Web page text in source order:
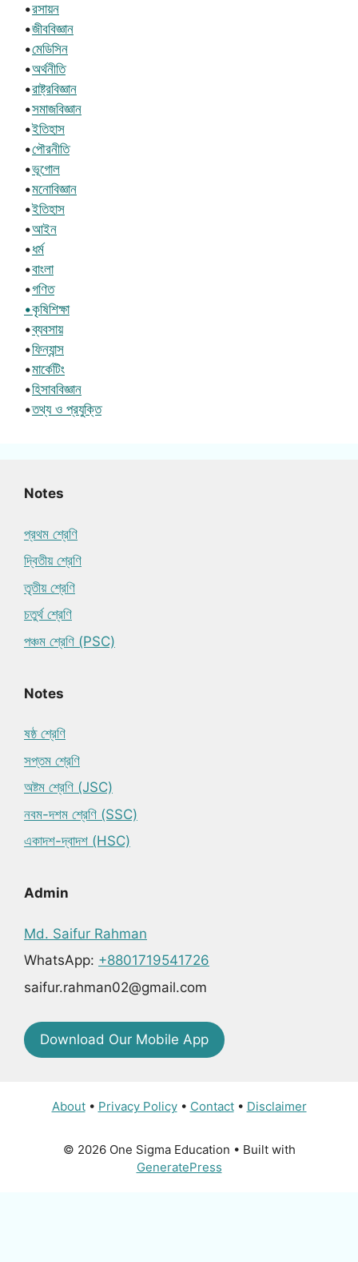
•রসায়ন
•জীববিজ্ঞান
•মেডিসিন
•অর্থনীতি
•রাষ্ট্রবিজ্ঞান
•সমাজবিজ্ঞান
•ইতিহাস
•পৌরনীতি
•ভূগোল
•মনোবিজ্ঞান
•ইতিহাস
•আইন
•ধর্ম
•বাংলা
•গণিত
•কৃষিশিক্ষা
•ব্যবসায়
•ফিন্যান্স
•মার্কেটিং
•হিসাববিজ্ঞান
•তথ্য ও প্রযুক্তি
Notes
প্রথম শ্রেণি
দ্বিতীয় শ্রেণি
তৃতীয় শ্রেণি
চতুর্থ শ্রেণি
পঞ্চম শ্রেণি (PSC)
Notes
ষষ্ঠ শ্রেণি
সপ্তম শ্রেণি
অষ্টম শ্রেণি (JSC)
নবম-দশম শ্রেণি (SSC)
একাদশ-দ্বাদশ (HSC)
Admin
Md. Saifur Rahman
WhatsApp: +8801719541726
saifur.rahman02@gmail.com
Download Our Mobile App
About• Privacy Policy• Contact• Disclaimer
© 2026 One Sigma Education • Built with
GeneratePress